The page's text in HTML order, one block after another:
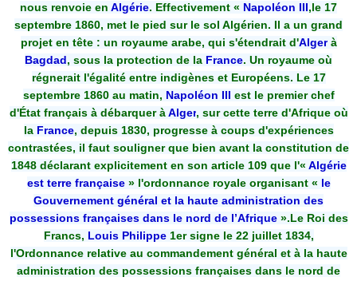
nous renvoie en Algérie. Effectivement « Napoléon III,le 17
septembre 1860, met le pied sur le sol Algérien. Il a un grand
projet en tête : un royaume arabe, qui s'étendrait d'Algerà
Bagdad, sous la protection de la France. Un royaume où
régnerait l'égalité entre indigènes et Européens. Le 17
septembre 1860 au matin, Napoléon III est le premier chef
d'État français à débarquer àAlger, sur cette terre d'Afrique où
la France, depuis 1830, progresse à coups d'expériences
contrastées, il faut souligner que bien avant la constitution de
1848 déclarant explicitement en son article 109 que l'« Algérie
est terre française» l'ordonnance royale organisant « le
Gouvernement général et la haute administration des
possessions françaises dans le nord de l’Afrique ».Le Roi des
Francs, Louis Philippe 1er signe le 22 juillet 1834,
l'Ordonnance relative au commandement général et à la haute
administration des possessions françaises dans le nord de